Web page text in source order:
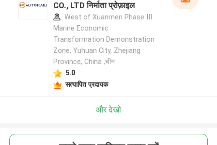
CO., LTD निर्माता प्रोफ़ाइल
West of Xuanmen Phase III
Marine Economic
Transformation Demonstration
Zone, Yuhuan City, Zhejiang
Province, China ,चीन
5.0
सत्यापित प्रदायक
और देखो